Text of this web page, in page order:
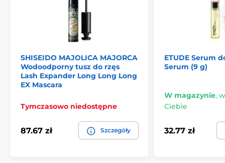
SHISEIDO MAJOLICA MAJORCA
Wodoodporny tusz do rzęs
Lash Expander Long Long Long
EX Mascara
Tymczasowo niedostępne
87.67 zł Szczegóły
ETUDE Serum
Serum (9 g)
W magazynie,
Ciebie
32.77 zł